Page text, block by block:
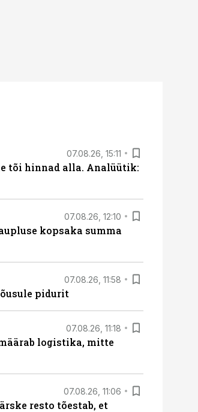
07.08.26, 15:11
tõi hinnad alla. Analüütik:
07.08.26, 12:10
kopsaka summa
07.08.26, 11:58
pidurit
07.08.26, 11:18
logistika, mitte
07.08.26, 11:06
resto tõestab, et